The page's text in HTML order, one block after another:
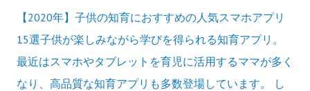
【2020年】子供の知育におすすめの人気スマホアプリ
15選子供が楽しみながら学びを得られる知育アプリ。
最近はスマホやタブレットを育児に活用するママが多く
なり、高品質な知育アプリも多数登場しています。 し